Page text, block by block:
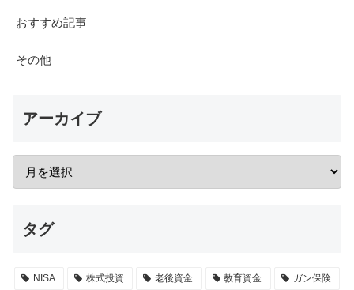
おすすめ記事
その他
アーカイブ
タグ
NISA 株式投資 老後資金 教育資金 ガン保険